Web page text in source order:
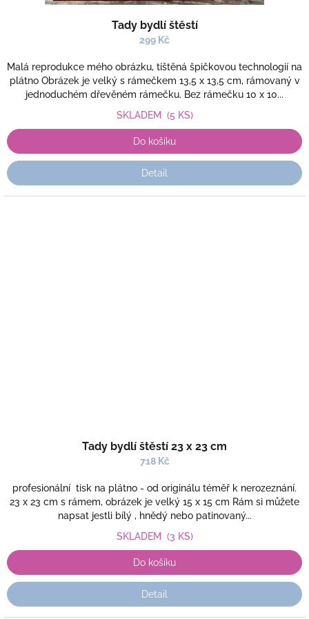
Tady bydlí štěstí
299 Kč
Malá reprodukce mého obrázku, tištěná špičkovou technologií na
plátno Obrázek je velký s rámečkem 13,5 x 13,5 cm, rámovaný v
jednoduchém dřevěném rámečku. Bez rámečku 10 x 10...
SKLADEM (5 KS)
Do košíku
Detail
Tady bydlí štěstí 23 x 23 cm
718 Kč
profesionální tisk na plátno - od originálu téměř k nerozeznání.
23 x 23 cm s rámem, obrázek je velký 15 x 15 cm Rám si můžete
napsat jestli bílý , hnědý nebo patinovaný...
SKLADEM (3 KS)
Do košíku
Detail